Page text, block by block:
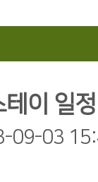
이 일
09-03